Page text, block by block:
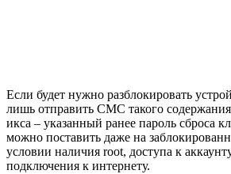
Если будет нужно разблокировать
лишь отправить СМС такого
икса – указанный ранее пароль сброса
можно поставить даже на
условии наличия root, доступа к
подключения к интернету.